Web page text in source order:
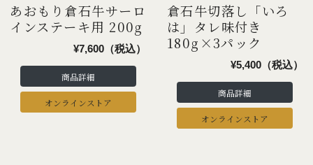
あおもり倉石牛サーロ
インステーキ用 200g
¥7,600（税込）
商品詳細
オンラインストア
倉石牛切落し「いろ
は」タレ味付き
180g×3パック
¥5,400（税込）
商品詳細
オンラインストア